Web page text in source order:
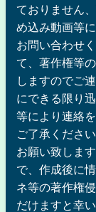
ておりません
め込み動画等
お問い合わせ
て、著作権等
しますのでご
にできる限り
等により連絡
ご了承くださ
お願い致しま
で、作成後に
ネ等の著作権
だけますと幸い